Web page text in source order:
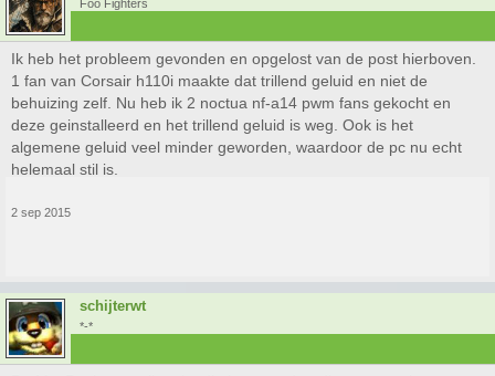
Foo Fighters
Ik heb het probleem gevonden en opgelost van de post hierboven.
1 fan van Corsair h110i maakte dat trillend geluid en niet de
behuizing zelf. Nu heb ik 2 noctua nf-a14 pwm fans gekocht en
deze geinstalleerd en het trillend geluid is weg. Ook is het
algemene geluid veel minder geworden, waardoor de pc nu echt
helemaal stil is.
2 sep 2015
schijterwt
*-*